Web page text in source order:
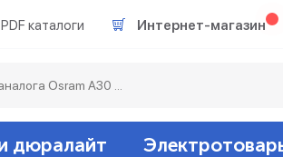
PDF каталоги Интернет-магазин
дюралайт